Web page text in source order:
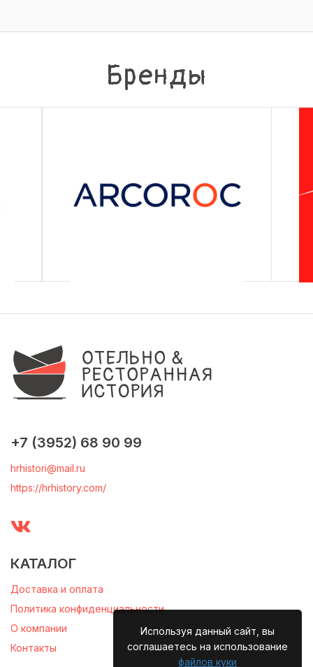
Используя данный сайт, вы
соглашаетесь на использование
файлов куки
Бренды
+7 (3952) 68 90 99
hrhistori@mail.ru
https://hrhistory.com/
КАТАЛОГ
Доставка и оплата
Политика конфиденциальности
О компании
Контакты